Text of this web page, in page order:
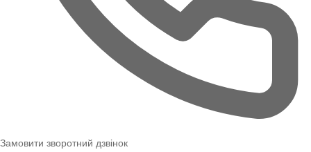
Замовити зворотний дзвінок